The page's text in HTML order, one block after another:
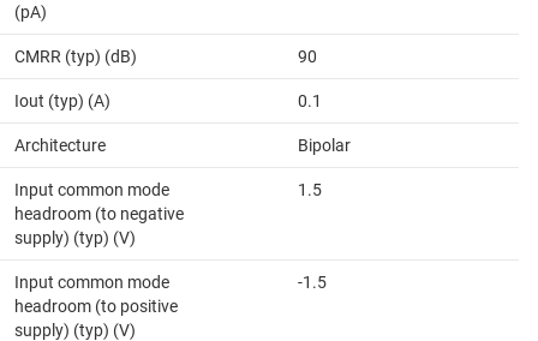
(pA)
CMRR (typ) (dB) 90
Iout (typ) (A) 0.1
Architecture Bipolar
Input common mode
headroom (to negative
supply) (typ) (V)
1.5
Input common mode
headroom (to positive
supply) (typ) (V)
-1.5